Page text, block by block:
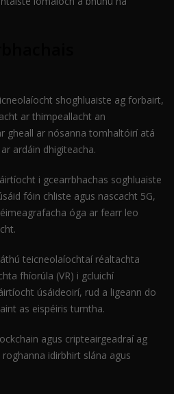
shoghluaiste ag forbairt,
ar thimpeallacht an
gheall ar nósanna tomhaltóirí atá
ardáin dhigiteacha.
i gcearrbhachas soghluaiste
fóin chliste agus nascacht 5G,
óga ar fearr leo
teicneolaíochtaí réaltachta
fhíorúla (VR) i gcluichí
úsáideoirí, rud a ligeann do
as eispéiris tumtha.
agus cripteairgeadraí ag
idirbhirt slána agus